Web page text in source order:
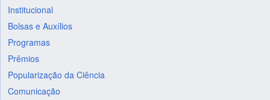
Institucional
Bolsas e Auxílios
Programas
Prêmios
Popularização da Ciência
Comunicação